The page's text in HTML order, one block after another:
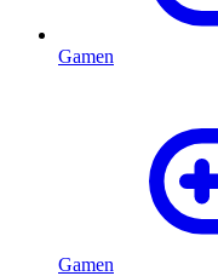
Gamen
Gamen